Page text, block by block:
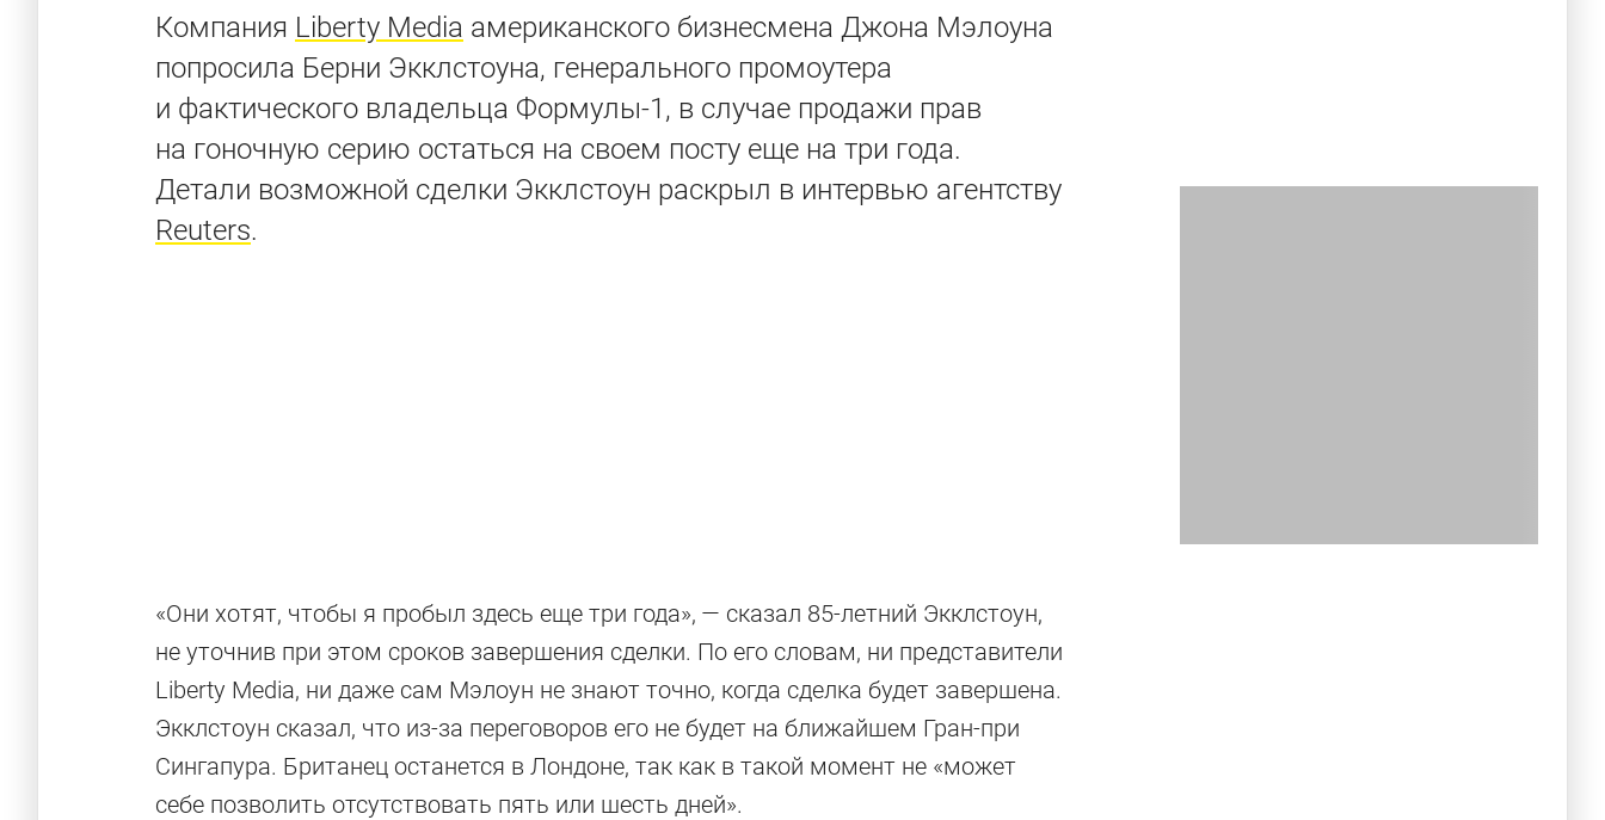
Компания Liberty Media американского бизнесмена Джона Мэлоуна
попросила Берни Экклстоуна, генерального промоутера
и фактического владельца Формулы-1, в случае продажи прав
на гоночную серию остаться на своем посту еще на три года.
Детали возможной сделки Экклстоун раскрыл в интервью агентству
Reuters.
«Они хотят, чтобы я пробыл здесь еще три года», — сказал 85-летний Экклстоун,
не уточнив при этом сроков завершения сделки. По его словам, ни представители
Liberty Media, ни даже сам Мэлоун не знают точно, когда сделка будет завершена.
Экклстоун сказал, что из-за переговоров его не будет на ближайшем Гран-при
Сингапура. Британец останется в Лондоне, так как в такой момент не «может
себе позволить отсутствовать пять или шесть дней».